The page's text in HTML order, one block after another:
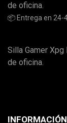
de oficina.
📦 Entrega en 24-
Silla Gamer
de oficina.
INFORMACIÓN